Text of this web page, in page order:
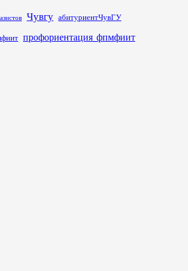
Чувгу абитуриентЧувГУ
профориентация_фпмфиит